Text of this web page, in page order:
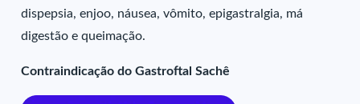
dispepsia, enjoo, náusea, vômito, epigastralgia, má
digestão e queimação.
Contraindicação do Gastroftal Sachê